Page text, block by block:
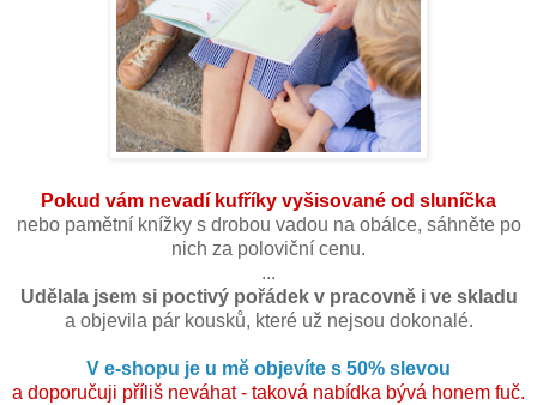
Pokud vám nevadí kufříky vyšisované od sluníčka
nebo pamětní knížky s drobou vadou na obálce, sáhněte po
nich za poloviční cenu.
...
Udělala jsem si poctivý pořádek v pracovně i ve skladu
a objevila pár kousků, které už nejsou dokonalé.
V e-shopu je u mě objevíte s 50% slevou
a doporučuji příliš neváhat - taková nabídka bývá honem fuč.